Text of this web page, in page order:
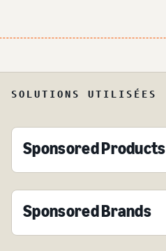
SOLUTIONS UTILISÉES
Sponsored Products
Sponsored Brands